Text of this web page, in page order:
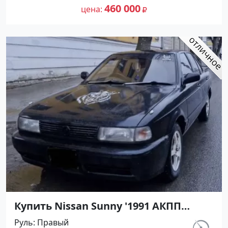
на сайте Авторынок23
цена 460 000
Купить Nissan Sunny '1991 АКПП
(1400/75 л.с.) Бензин инжектор
Руль Правый